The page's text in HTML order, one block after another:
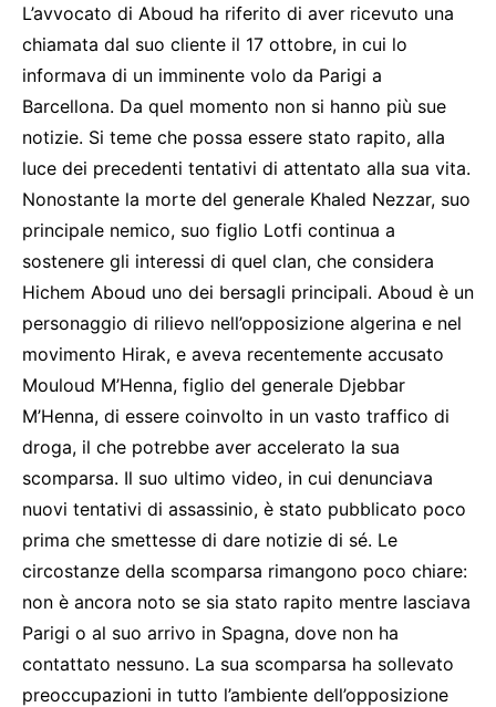
L’avvocato di Aboud ha riferito di aver ricevuto una
chiamata dal suo cliente il 17 ottobre, in cui lo
informava di un imminente volo da Parigi a
Barcellona. Da quel momento non si hanno più sue
notizie. Si teme che possa essere stato rapito, alla
luce dei precedenti tentativi di attentato alla sua vita.
Nonostante la morte del generale Khaled Nezzar, suo
principale nemico, suo figlio Lotfi continua a
sostenere gli interessi di quel clan, che considera
Hichem Aboud uno dei bersagli principali. Aboud è un
personaggio di rilievo nell’opposizione algerina e nel
movimento Hirak, e aveva recentemente accusato
Mouloud M’Henna, figlio del generale Djebbar
M’Henna, di essere coinvolto in un vasto traffico di
droga, il che potrebbe aver accelerato la sua
scomparsa. Il suo ultimo video, in cui denunciava
nuovi tentativi di assassinio, è stato pubblicato poco
prima che smettesse di dare notizie di sé. Le
circostanze della scomparsa rimangono poco chiare:
non è ancora noto se sia stato rapito mentre lasciava
Parigi o al suo arrivo in Spagna, dove non ha
contattato nessuno. La sua scomparsa ha sollevato
preoccupazioni in tutto l’ambiente dell’opposizione